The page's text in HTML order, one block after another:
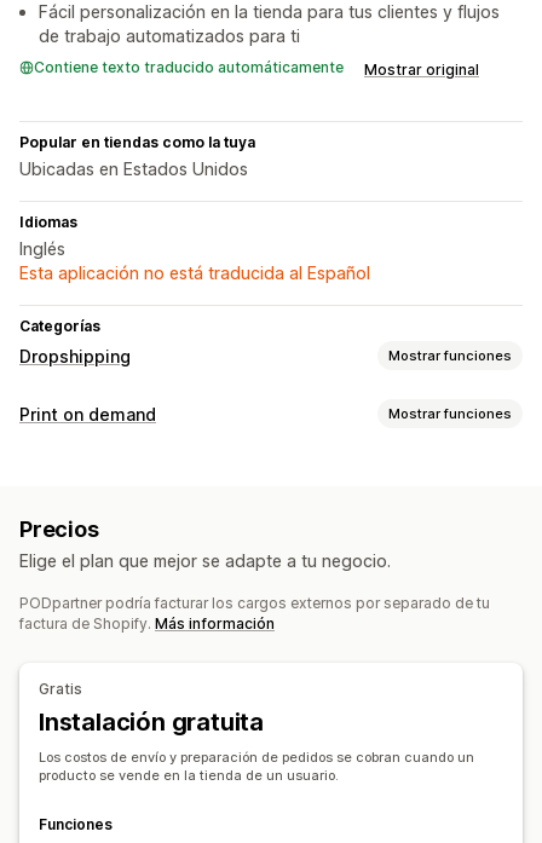
Fácil personalización en la tienda para tus clientes y flujos
de trabajo automatizados para ti
Contiene texto traducido automáticamente Mostrar original
Popular en tiendas como la tuya
Ubicadas en Estados Unidos
Idiomas
Inglés
Esta aplicación no está traducida al Español
Categorías
Dropshipping Mostrar funciones
Productos que puedes adquirir
China
Print on demand Mostrar funciones
Herramientas de diseño
Personalización
Plantillas personalizadas
Productos
Opciones de envío
Envío masivo Preparación general
Seguimiento de pedidos
Precios
Elige el plan que mejor se adapte a tu negocio.
PODpartner podría facturar los cargos externos por separado de tu
factura de Shopify. Más información
Gratis
Instalación gratuita
Los costos de envío y preparación de pedidos se cobran cuando un
producto se vende en la tienda de un usuario.
Funciones